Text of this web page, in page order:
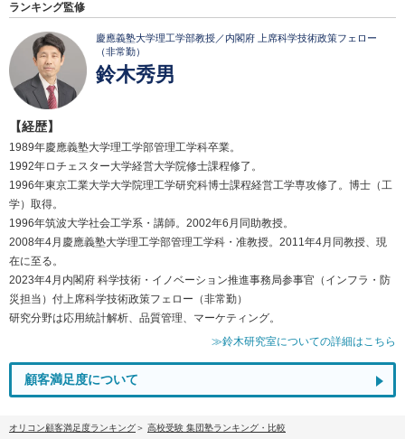
ランキング監修
慶應義塾大学理工学部教授／内閣府 上席科学技術政策フェロー
（非常勤）
鈴木秀男
【経歴】
1989年慶應義塾大学理工学部管理工学科卒業。
1992年ロチェスター大学経営大学院修士課程修了。
1996年東京工業大学大学院理工学研究科博士課程経営工学専攻修了。博士（工
学）取得。
1996年筑波大学社会工学系・講師。2002年6月同助教授。
2008年4月慶應義塾大学理工学部管理工学科・准教授。2011年4月同教授、現
在に至る。
2023年4月内閣府 科学技術・イノベーション推進事務局参事官（インフラ・防
災担当）付上席科学技術政策フェロー（非常勤）
研究分野は応用統計解析、品質管理、マーケティング。
≫鈴木研究室についての詳細はこちら
顧客満足度について
オリコン顧客満足度ランキング
高校受験 集団塾ランキング・比較